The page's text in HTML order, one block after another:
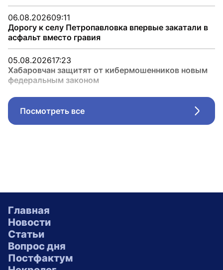
06.08.202609:11
Дорогу к селу Петропавловка впервые закатали в
асфальт вместо гравия
05.08.202617:23
Хабаровчан защитят от кибермошенников новым
федеральным законом
Посмотреть все
Главная
Новости
Статьи
Вопрос дня
Постфактум